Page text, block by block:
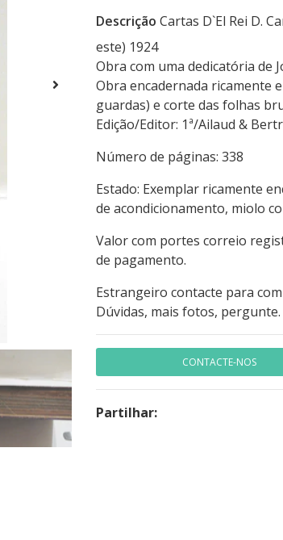
Descrição Cartas D`El Rei D.
este) 1924
Obra com uma dedicatória de
Obra encadernada ricamente
guardas) e corte das folhas
Edição/Editor: 1ª/
Número de páginas:
Estado: Exemplar ricamente
de acondicionamento, miolo
Valor com portes correio
de pagamento.
Estrangeiro contacte para
Dúvidas, mais fotos, pergunte.
CONTACTE-NOS
Partilhar: